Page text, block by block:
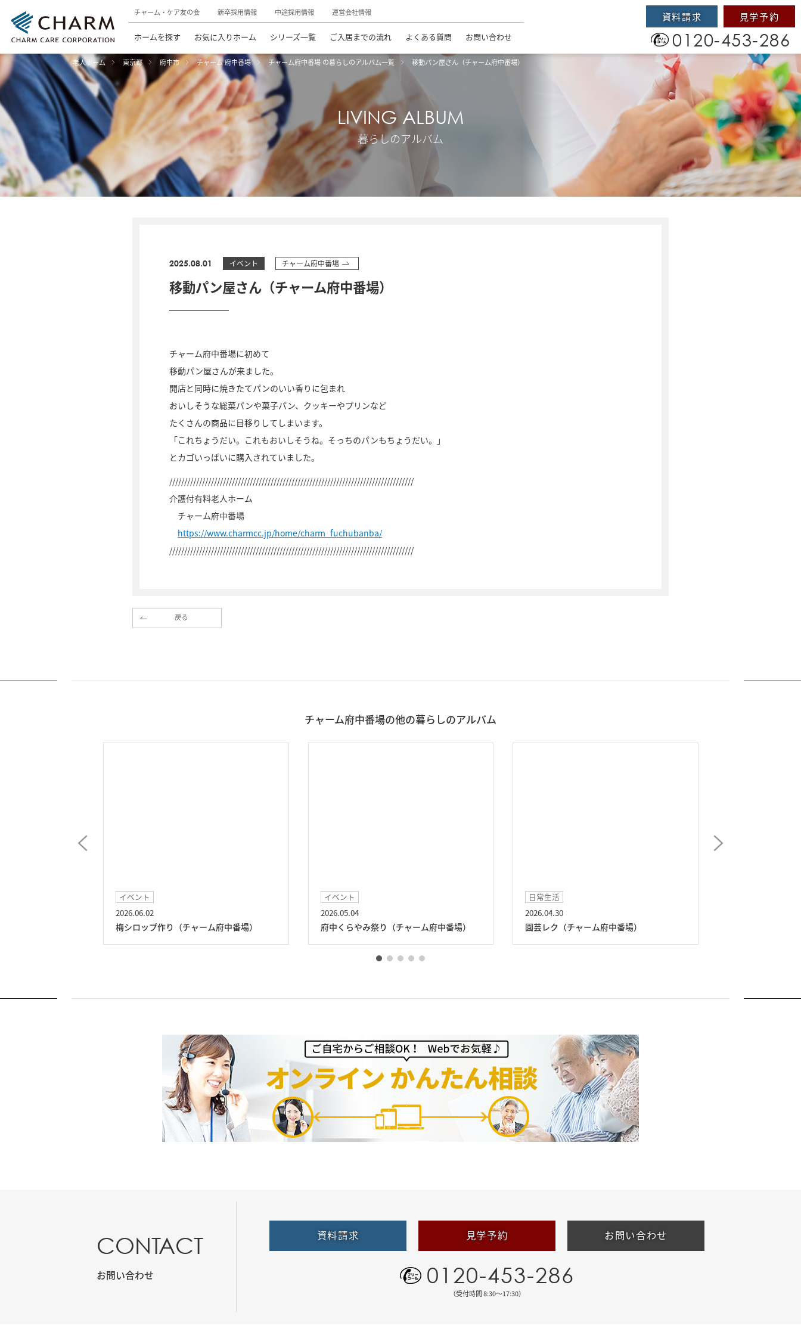
チャーム・ケア友の会 新卒採用情報 中途採用情報 運営会社情報
ホームを探す お気に入りホーム シリーズ一覧 ご入居までの流れ よくある質問 お問い合わせ
資料請求 見学予約
0120-453-286
老人ホーム 東京都 府中市 チャーム 府中番場 チャーム府中番場 の暮らしのアルバム一覧 移動パン屋さん（チャーム府中番場）
LIVING ALBUM
暮らしのアルバム
2025.08.01 イベント チャーム府中番場
移動パン屋さん（チャーム府中番場）
チャーム府中番場に初めて
移動パン屋さんが来ました。
開店と同時に焼きたてパンのいい香りに包まれ
おいしそうな総菜パンや菓子パン、クッキーやプリンなど
たくさんの商品に目移りしてしまいます。
「これちょうだい。これもおいしそうね。そっちのパンもちょうだい。」
とカゴいっぱいに購入されていました。
//////////////////////////////////////////////////////////////////////////////////
介護付有料老人ホーム
チャーム府中番場
https://www.charmcc.jp/home/charm_fuchubanba/
//////////////////////////////////////////////////////////////////////////////////
戻る
チャーム府中番場の他の暮らしのアルバム
イベント
2026.06.02
梅シロップ作り（チャーム府中番場）
イベント
2026.05.04
府中くらやみ祭り（チャーム府中番場）
日常生活
2026.04.30
園芸レク（チャーム府中番場）
CONTACT
お問い合わせ
資料請求 見学予約 お問い合わせ
0120-453-286
（受付時間 8:30〜17:30）